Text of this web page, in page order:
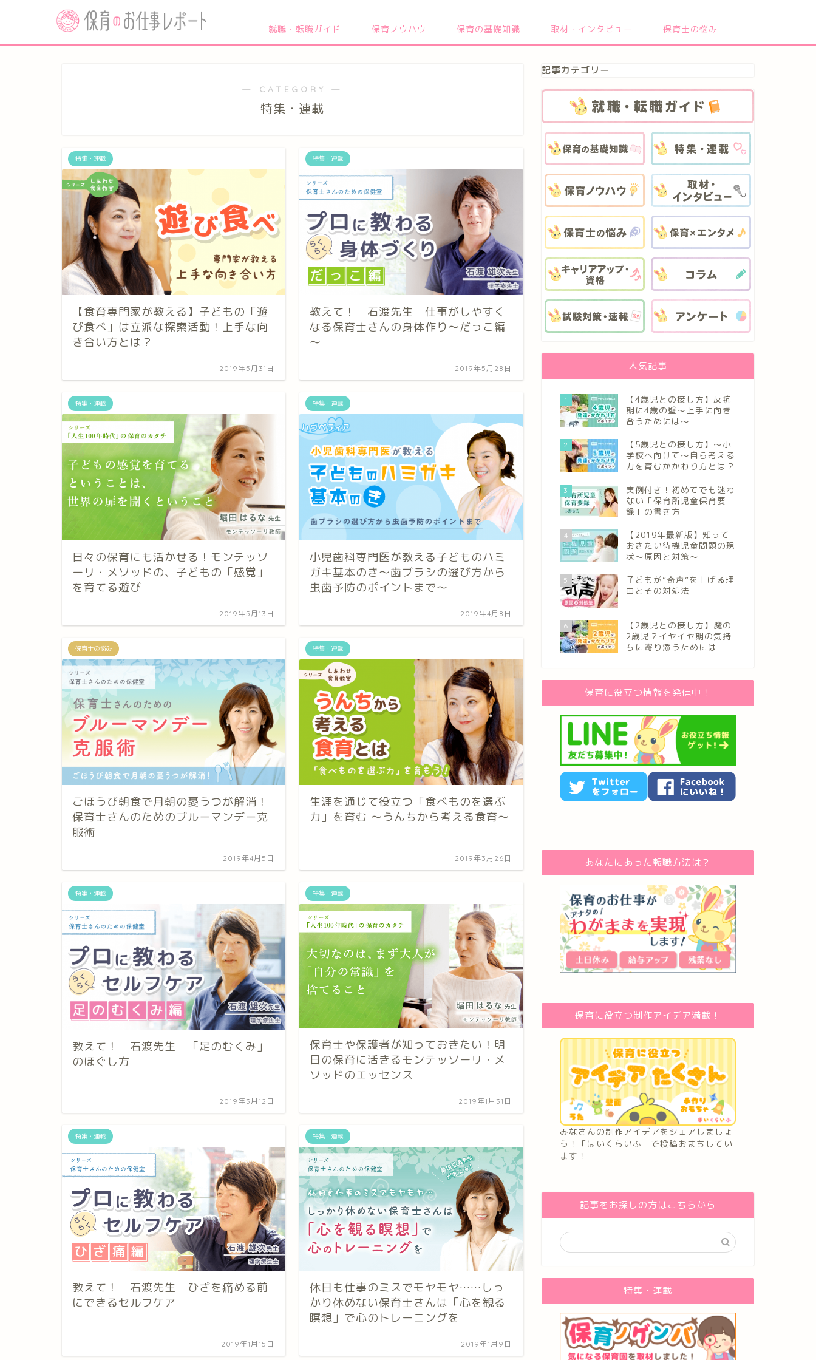
就職・転職ガイド 保育ノウハウ 保育の基礎知識 取材・インタビュー 保育士の悩み
― CATEGORY ―
特集・連載
特集・連載
【食育専門家が教える】子どもの「遊
び食べ」は立派な探索活動！上手な向
き合い方とは？
2019年5月31日
特集・連載
教えて！ 石渡先生 仕事がしやすく
なる保育士さんの身体作り～だっこ編
～
2019年5月28日
特集・連載
日々の保育にも活かせる！モンテッソ
ーリ・メソッドの、子どもの「感覚」
を育てる遊び
2019年5月13日
特集・連載
小児歯科専門医が教える子どものハミ
ガキ基本のき～歯ブラシの選び方から
虫歯予防のポイントまで～
2019年4月8日
保育士の悩み
ごほうび朝食で月朝の憂うつが解消！
保育士さんのためのブルーマンデー克
服術
2019年4月5日
特集・連載
生涯を通じて役立つ「食べものを選ぶ
力」を育む ～うんちから考える食育～
2019年3月26日
特集・連載
教えて！ 石渡先生 「足のむくみ」
のほぐし方
2019年3月12日
特集・連載
保育士や保護者が知っておきたい！明
日の保育に活きるモンテッソーリ・メ
ソッドのエッセンス
2019年1月31日
特集・連載
教えて！ 石渡先生 ひざを痛める前
にできるセルフケア
2019年1月15日
特集・連載
休日も仕事のミスでモヤモヤ……しっ
かり休めない保育士さんは「心を観る
瞑想」で心のトレーニングを
2019年1月9日
記事カテゴリー
人気記事
1
【4歳児との接し方】反抗
期に4歳の壁～上手に向き
合うためには～
2
【5歳児との接し方】～小
学校へ向けて～自ら考える
力を育むかかわり方とは？
3
実例付き！初めてでも迷わ
ない「保育所児童保育要
録」の書き方
4
【2019年最新版】知って
おきたい待機児童問題の現
状～原因と対策～
5
子どもが”奇声”を上げる理
由とその対処法
6
【2歳児との接し方】魔の
2歳児？イヤイヤ期の気持
ちに寄り添うためには
保育に役立つ情報を発信中！
あなたにあった転職方法は？
保育に役立つ制作アイデア満載！
みなさんの制作アイデアをシェアしましょ
う！「ほいくらいふ」で投稿おまちしてい
ます！
記事をお探しの方はこちらから
特集・連載